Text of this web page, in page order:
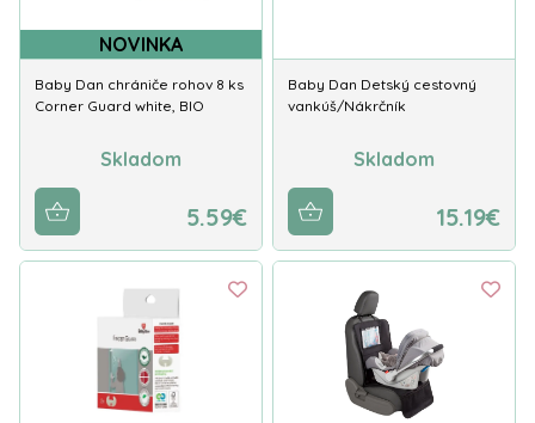
NOVINKA
Baby Dan chrániče rohov 8 ks
Corner Guard white, BIO
Skladom
5.59€
Baby Dan Detský cestovný
vankúš/Nákrčník
Skladom
15.19€